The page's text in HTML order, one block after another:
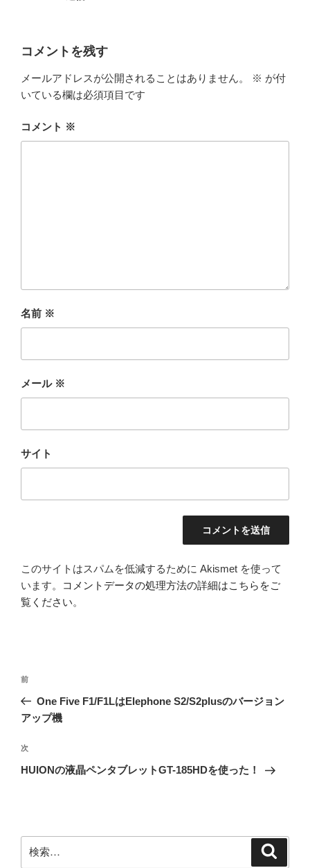
コメントを残す
メールアドレスが公開されることはありません。 ※ が付
いている欄は必須項目です
コメント ※
名前 ※
メール ※
サイト
このサイトはスパムを低減するために Akismet を使って
います。
コメントデータの処理方法の詳細はこちらをご
覧ください。
投
ナ
ゲ
ー
前
の
投
前
One Five F1/F1LはElephone S2/S2plusのバージョン
アップ機
次
の
次
HUIONの液晶ペンタブレットGT-185HDを使った！
索: